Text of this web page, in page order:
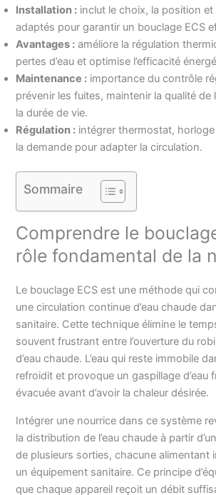
Installation : inclut le choix, la position
adaptés pour garantir un bouclage ECS
Avantages : améliore la régulation
pertes d’eau et optimise l’efficacité
Maintenance : importance du contrôle
prévenir les fuites, maintenir la qualité de
la durée de vie.
Régulation : intégrer thermostat,
la demande pour adapter la circulation.
Sommaire
Comprendre le
rôle fondamental de la
Le bouclage ECS est une méthode qui
une circulation continue d’eau chaude
sanitaire. Cette technique élimine le
souvent frustrant entre l’ouverture du
d’eau chaude. L’eau qui reste immobile
refroidit et provoque un gaspillage d’eau
évacuée avant d’avoir la chaleur désirée.
Intégrer une nourrice dans ce système
la distribution de l’eau chaude à partir
de plusieurs sorties, chacune alimentant
un équipement sanitaire. Ce principe
que chaque appareil reçoit un débit